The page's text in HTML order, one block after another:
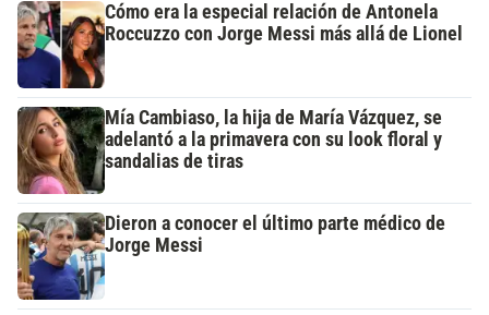
Cómo era la especial relación de Antonela
Roccuzzo con Jorge Messi más allá de Lionel
Mía Cambiaso, la hija de María Vázquez, se
adelantó a la primavera con su look floral y
sandalias de tiras
Dieron a conocer el último parte médico de
Jorge Messi